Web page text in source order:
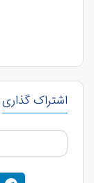
اشتراک گذاری